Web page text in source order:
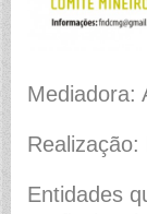
Mediadora:
Realização:
Entidades